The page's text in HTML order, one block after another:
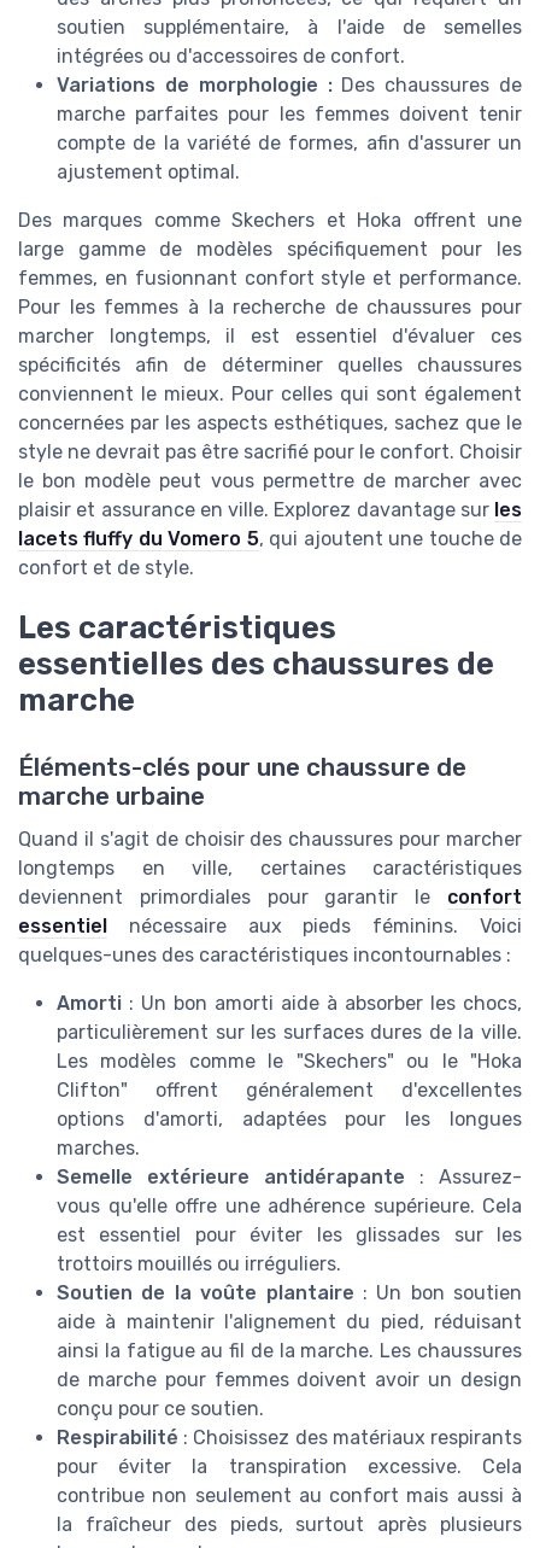
soutien supplémentaire, à l'aide de semelles
intégrées ou d'accessoires de confort.
Variations de morphologie :Des chaussures de
marche parfaites pour les femmes doivent tenir
compte de la variété de formes, afin d'assurer un
ajustement optimal.
Des marques comme Skechers et Hoka offrent une
large gamme de modèles spécifiquement pour les
femmes, en fusionnant confort style et performance.
Pour les femmes à la recherche de chaussures pour
marcher longtemps, il est essentiel d'évaluer ces
spécificités afin de déterminer quelles chaussures
conviennent le mieux. Pour celles qui sont également
concernées par les aspects esthétiques, sachez que le
style ne devrait pas être sacrifié pour le confort. Choisir
le bon modèle peut vous permettre de marcher avec
plaisir et assurance en ville. Explorez davantage sur les
lacets fluffy du Vomero 5, qui ajoutent une touche de
confort et de style.
Les caractéristiques
essentielles des chaussures de
marche
Éléments-clés pour une chaussure de
marche urbaine
Quand il s'agit de choisir des chaussures pour marcher
longtemps en ville, certaines caractéristiques
deviennent primordiales pour garantir le confort
essentiel
nécessaire aux pieds féminins. Voici
quelques-unes des caractéristiques incontournables :
Amorti : Un bon amorti aide à absorber les chocs,
particulièrement sur les surfaces dures de la ville.
Les modèles comme le "Skechers" ou le "Hoka
Clifton" offrent généralement d'excellentes
options d'amorti, adaptées pour les longues
marches.
Semelle extérieure antidérapante : Assurez-
vous qu'elle offre une adhérence supérieure. Cela
est essentiel pour éviter les glissades sur les
trottoirs mouillés ou irréguliers.
Soutien de la voûte plantaire : Un bon soutien
aide à maintenir l'alignement du pied, réduisant
ainsi la fatigue au fil de la marche. Les chaussures
de marche pour femmes doivent avoir un design
conçu pour ce soutien.
Respirabilité : Choisissez des matériaux respirants
pour éviter la transpiration excessive. Cela
contribue non seulement au confort mais aussi à
la fraîcheur des pieds, surtout après plusieurs